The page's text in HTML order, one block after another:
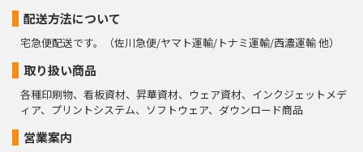
配送方法について
宅急便配送です。（佐川急便/ヤマト運輸/トナミ運輸/西濃運輸 他）
取り扱い商品
各種印刷物、看板資材、昇華資材、ウェア資材、インクジェットメデ
ィア、プリントシステム、ソフトウェア、ダウンロード商品
営業案内